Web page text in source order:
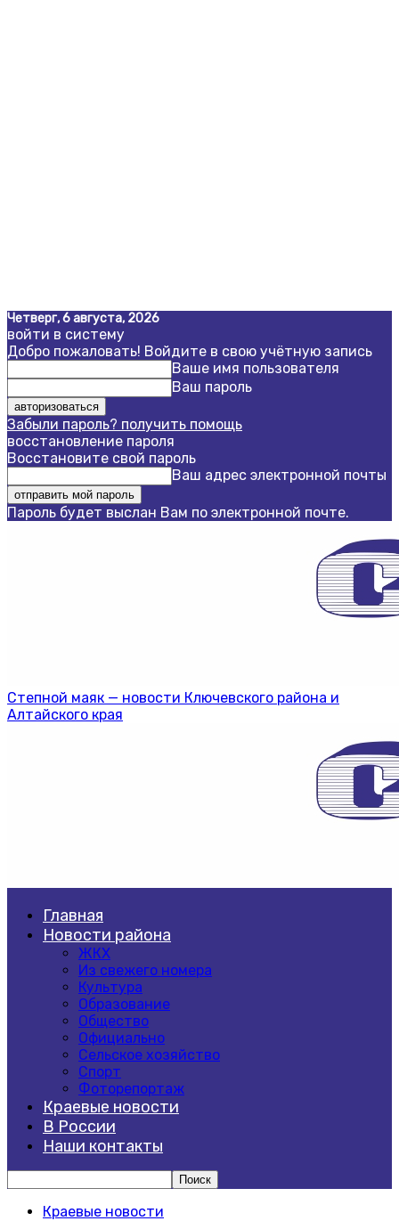
Четверг, 6 августа, 2026
войти в систему
Добро пожаловать! Войдите в свою учётную запись
Ваше имя пользователя
Ваш пароль
Забыли пароль? получить помощь
восстановление пароля
Восстановите свой пароль
Ваш адрес электронной почты
Пароль будет выслан Вам по электронной почте.
Степной маяк — новости Ключевского района и
Алтайского края
Главная
Новости района
ЖКХ
Из свежего номера
Культура
Образование
Общество
Официально
Сельское хозяйство
Спорт
Фоторепортаж
Краевые новости
В России
Наши контакты
Краевые новости